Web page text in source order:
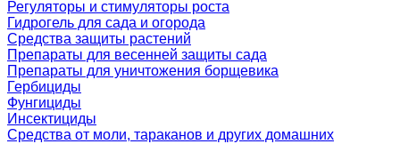
Регуляторы и стимуляторы роста
Гидрогель для сада и огорода
Средства защиты растений
Препараты для весенней защиты сада
Препараты для уничтожения борщевика
Гербициды
Фунгициды
Инсектициды
Средства от моли, тараканов и других домашних